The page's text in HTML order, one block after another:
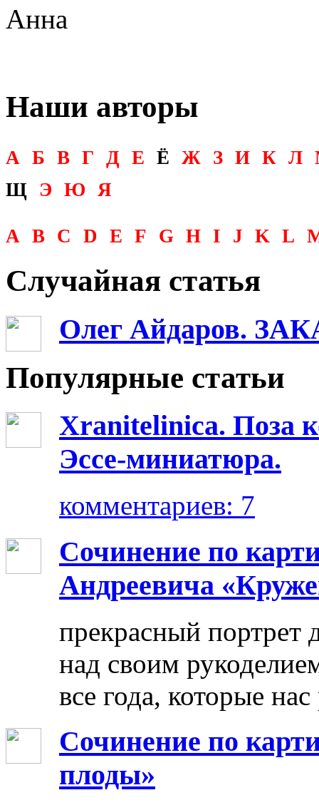
Анна
Наши авторы
А Б В Г Д Е Ё Ж З И К Л
Щ
Э Ю Я
A B C D E F G H I J K L
Случайная статья
Олег Айдаров.
Популярные статьи
Xranitelinica. Поза
Эссе-миниатюра.
комментариев: 7
Сочинение по
Андреевича
прекрасный портрет
над своим
все года, которые
Сочинение по
плоды»